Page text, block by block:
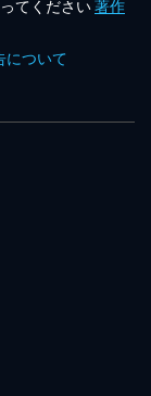
てください著作
について